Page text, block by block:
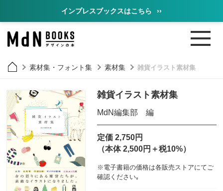
インプレスブックスはこちら ››
素材集・フォント集 素材集 雑貨イラスト素材集
雑貨イラスト素材集
MdN編集部 編
定価 2,750円
（本体 2,500円＋税10%）
※電子書籍の価格は各販売ストアにてご
確認ください｡